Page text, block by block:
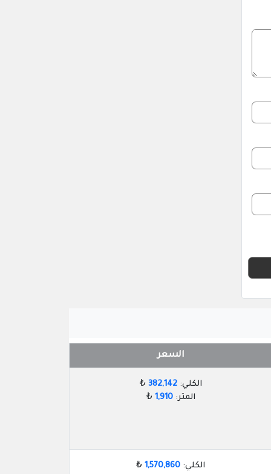
السعر
الكلي:382,142
₺
المتر:1,910
₺
الكلي: 1,570,860
₺